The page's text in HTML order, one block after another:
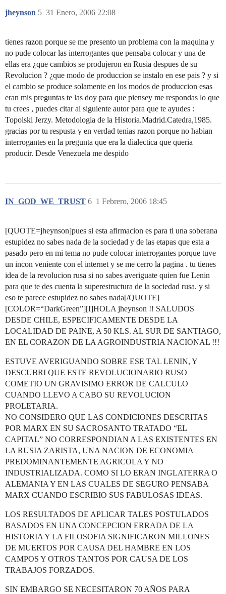
jheynson 31 Enero, 2006 22:08
5
tienes razon porque se me presento un problema con la maquina y
no pude colocar las interrogantes que pensaba colocar y una de
ellas era ¿que cambios se produjeron en Rusia despues de su
Revolucion ? ¿que modo de produccion se instalo en ese pais ? y si
el cambio se produce solamente en los modos de produccion esas
eran mis preguntas te las doy para que piensey me respondas lo que
tu crees , puedes citar al siguiente autor para que te ayudes :
Topolski Jerzy. Metodologia de la Historia.Madrid.Catedra,1985.
gracias por tu respusta y en verdad tenias razon porque no habian
interrogantes en la pregunta que era la dialectica que queria
producir. Desde Venezuela me despido
IN_GOD_WE_TRUST 1 Febrero, 2006 18:45
6
[QUOTE=jheynson]pues si esta afirmacion es para ti una soberana
estupidez no sabes nada de la sociedad y de las etapas que esta a
pasado pero en mi tema no pude colocar interrogantes porque tuve
un incon veniente con el internet y se me cerro la pagina . tu tienes
idea de la revolucion rusa si no sabes averiguate quien fue Lenin
para que te des cuenta la superestructura de la sociedad rusa. y si
eso te parece estupidez no sabes nada[/QUOTE]
[COLOR=“DarkGreen”][I]HOLA jheynson !! SALUDOS
DESDE CHILE, ESPECIFICAMENTE DESDE LA
LOCALIDAD DE PAINE, A 50 KLS. AL SUR DE SANTIAGO,
EN EL CORAZON DE LA AGROINDUSTRIA NACIONAL !!!
ESTUVE AVERIGUANDO SOBRE ESE TAL LENIN, Y
DESCUBRI QUE ESTE REVOLUCIONARIO RUSO
COMETIO UN GRAVISIMO ERROR DE CALCULO
CUANDO LLEVO A CABO SU REVOLUCION
PROLETARIA.
NO CONSIDERO QUE LAS CONDICIONES DESCRITAS
POR MARX EN SU SACROSANTO TRATADO “EL
CAPITAL” NO CORRESPONDIAN A LAS EXISTENTES EN
LA RUSIA ZARISTA, UNA NACION DE ECONOMIA
PREDOMINANTEMENTE AGRICOLA Y NO
INDUSTRIALIZADA. COMO SI LO ERAN INGLATERRA O
ALEMANIA Y EN LAS CUALES DE SEGURO PENSABA
MARX CUANDO ESCRIBIO SUS FABULOSAS IDEAS.
LOS RESULTADOS DE APLICAR TALES POSTULADOS
BASADOS EN UNA CONCEPCION ERRADA DE LA
HISTORIA Y LA FILOSOFIA SIGNIFICARON MILLONES
DE MUERTOS POR CAUSA DEL HAMBRE EN LOS
CAMPOS Y OTROS TANTOS POR CAUSA DE LOS
TRABAJOS FORZADOS.
SIN EMBARGO SE NECESITARON 70 AÑOS PARA